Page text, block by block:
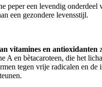
peper een levendig onderdeel
een gezondere levensstijl.
vitamines en antioxidanten
A en bètacaroteen, die het
tegen vrije radicalen en de